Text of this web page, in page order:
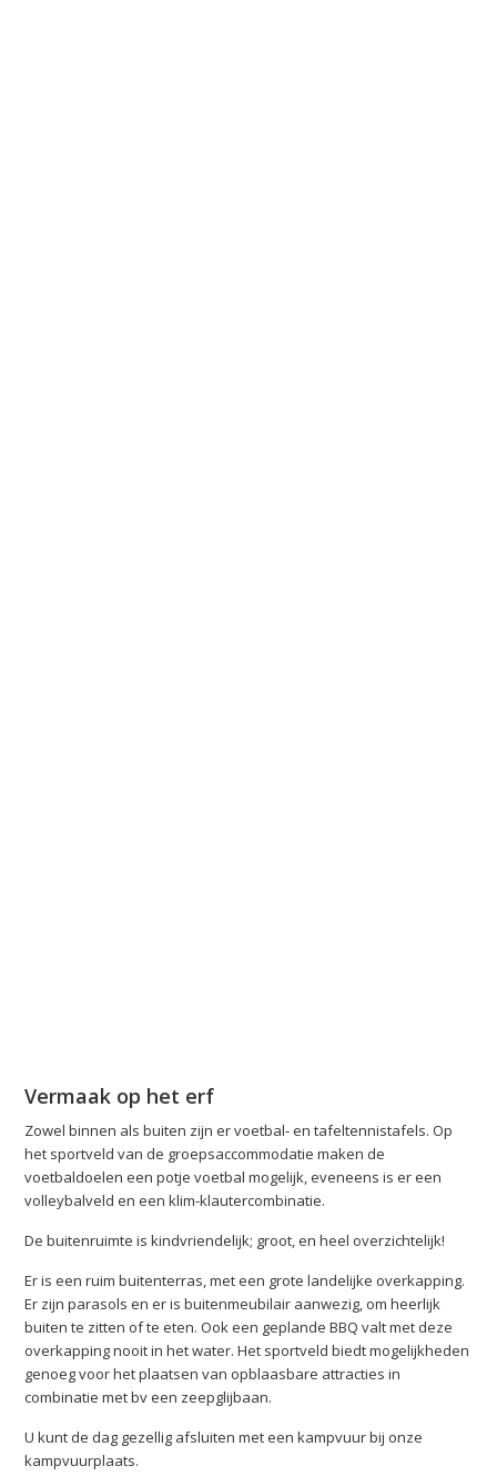
Vermaak op het erf
Zowel binnen als buiten zijn er voetbal- en tafeltennistafels. Op
het sportveld van de groepsaccommodatie maken de
voetbaldoelen een potje voetbal mogelijk, eveneens is er een
volleybalveld en een klim-klautercombinatie.
De buitenruimte is kindvriendelijk; groot, en heel overzichtelijk!
Er is een ruim buitenterras, met een grote landelijke overkapping.
Er zijn parasols en er is buitenmeubilair aanwezig, om heerlijk
buiten te zitten of te eten. Ook een geplande BBQ valt met deze
overkapping nooit in het water. Het sportveld biedt mogelijkheden
genoeg voor het plaatsen van opblaasbare attracties in
combinatie met bv een zeepglijbaan.
U kunt de dag gezellig afsluiten met een kampvuur bij onze
kampvuurplaats.